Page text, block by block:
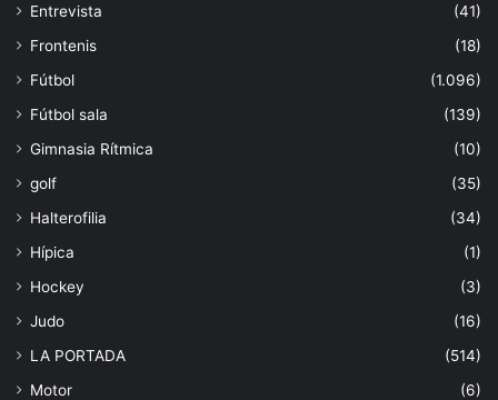
Entrevista
(41)
Frontenis
(18)
Fútbol
(1.096)
Fútbol sala
(139)
Gimnasia Rítmica
(10)
golf
(35)
Halterofilia
(34)
Hípica
(1)
Hockey
(3)
Judo
(16)
LA PORTADA
(514)
Motor
(6)